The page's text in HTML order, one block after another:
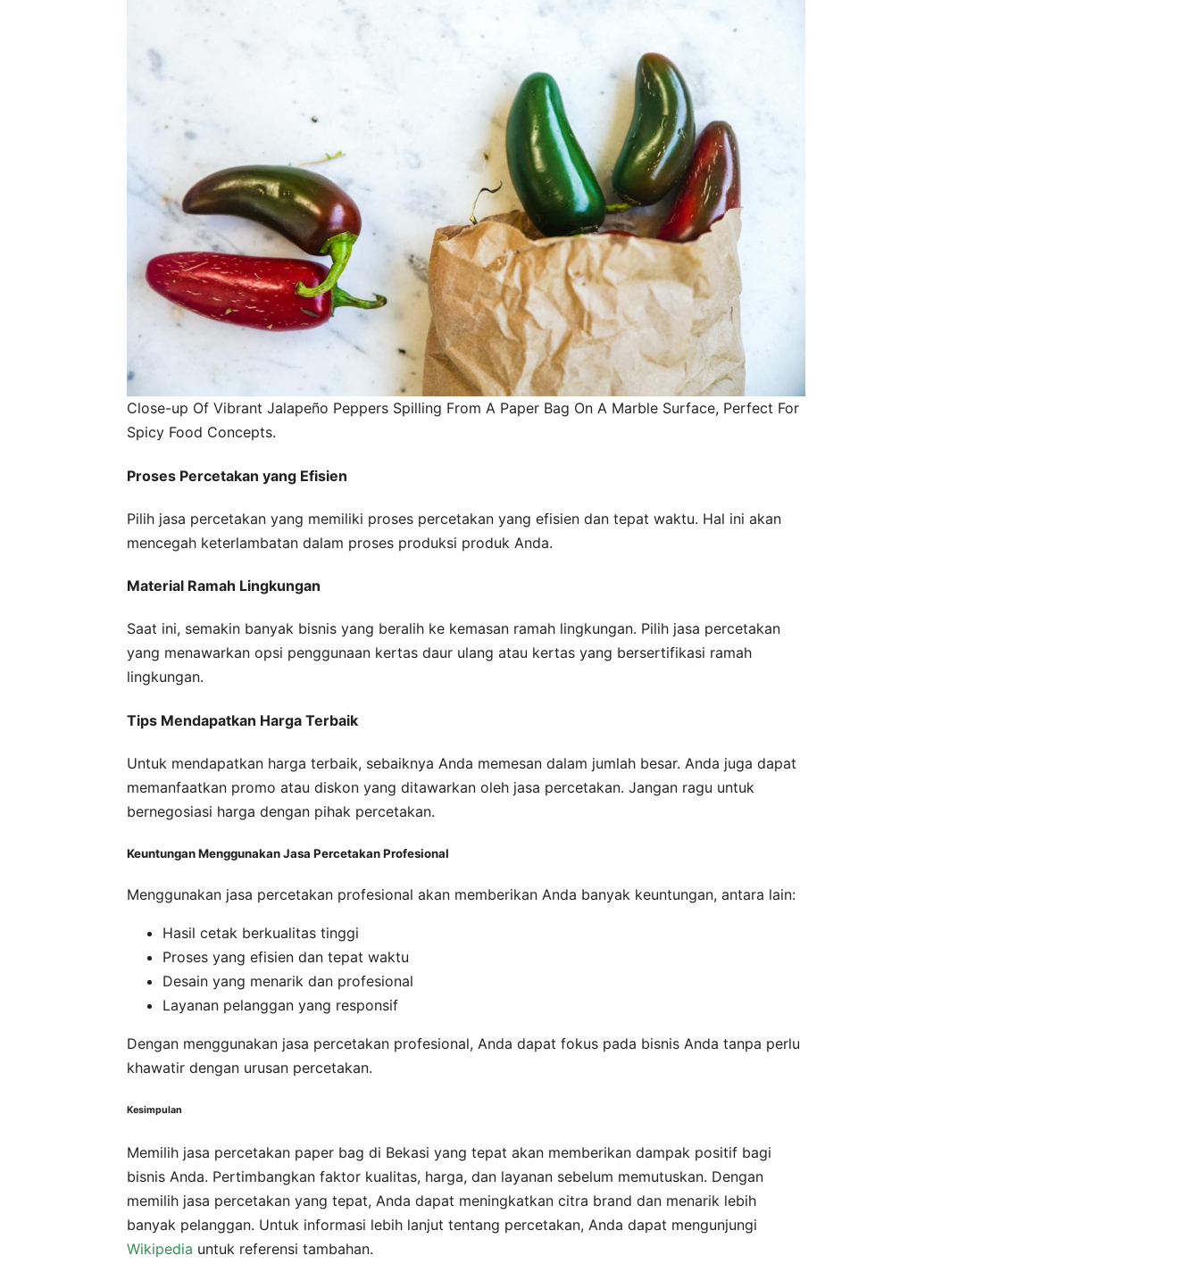
Close-up Of Vibrant Jalapeño Peppers Spilling From A Paper Bag On A Marble Surface, Perfect For
Spicy Food Concepts.
Proses Percetakan yang Efisien
Pilih jasa percetakan yang memiliki proses percetakan yang efisien dan tepat waktu. Hal ini akan
mencegah keterlambatan dalam proses produksi produk Anda.
Material Ramah Lingkungan
Saat ini, semakin banyak bisnis yang beralih ke kemasan ramah lingkungan. Pilih jasa percetakan
yang menawarkan opsi penggunaan kertas daur ulang atau kertas yang bersertifikasi ramah
lingkungan.
Tips Mendapatkan Harga Terbaik
Untuk mendapatkan harga terbaik, sebaiknya Anda memesan dalam jumlah besar. Anda juga dapat
memanfaatkan promo atau diskon yang ditawarkan oleh jasa percetakan. Jangan ragu untuk
bernegosiasi harga dengan pihak percetakan.
Keuntungan Menggunakan Jasa Percetakan Profesional
Menggunakan jasa percetakan profesional akan memberikan Anda banyak keuntungan, antara lain:
Hasil cetak berkualitas tinggi
Proses yang efisien dan tepat waktu
Desain yang menarik dan profesional
Layanan pelanggan yang responsif
Dengan menggunakan jasa percetakan profesional, Anda dapat fokus pada bisnis Anda tanpa perlu
khawatir dengan urusan percetakan.
Kesimpulan
Memilih jasa percetakan paper bag di Bekasi yang tepat akan memberikan dampak positif bagi
bisnis Anda. Pertimbangkan faktor kualitas, harga, dan layanan sebelum memutuskan. Dengan
memilih jasa percetakan yang tepat, Anda dapat meningkatkan citra brand dan menarik lebih
banyak pelanggan. Untuk informasi lebih lanjut tentang percetakan, Anda dapat mengunjungi
Wikipedia untuk referensi tambahan.